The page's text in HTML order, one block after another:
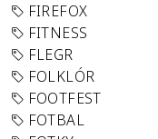
FIREFOX
FITNESS
FLEGR
FOLKLÓR
FOOTFEST
FOTBAL